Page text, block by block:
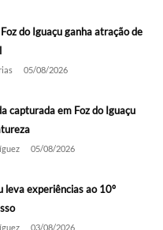
do Iguaçu ganha atração de
05/08/2026
capturada em Foz do Iguaçu
05/08/2026
leva experiências ao 10º
03/08/2026